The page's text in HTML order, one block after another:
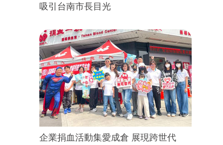
吸引台南市長目光
企業捐血活動集愛成倉 展現跨世代